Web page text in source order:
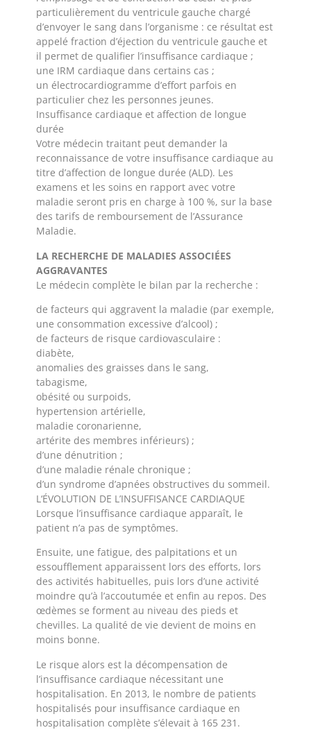
particulièrement du ventricule gauche chargé
d’envoyer le sang dans l’organisme : ce résultat est
appelé fraction d’éjection du ventricule gauche et
il permet de qualifier l’insuffisance cardiaque ;
une IRM cardiaque dans certains cas ;
un électrocardiogramme d’effort parfois en
particulier chez les personnes jeunes.
Insuffisance cardiaque et affection de longue
durée
Votre médecin traitant peut demander la
reconnaissance de votre insuffisance cardiaque au
titre d’affection de longue durée (ALD). Les
examens et les soins en rapport avec votre
maladie seront pris en charge à 100 %, sur la base
des tarifs de remboursement de l’Assurance
Maladie.
LA RECHERCHE DE MALADIES ASSOCIÉES
AGGRAVANTES
Le médecin complète le bilan par la recherche :
de facteurs qui aggravent la maladie (par exemple,
une consommation excessive d’alcool) ;
de facteurs de risque cardiovasculaire :
diabète,
anomalies des graisses dans le sang,
tabagisme,
obésité ou surpoids,
hypertension artérielle,
maladie coronarienne,
artérite des membres inférieurs) ;
d’une dénutrition ;
d’une maladie rénale chronique ;
d’un syndrome d’apnées obstructives du sommeil.
L‘ÉVOLUTION DE L’INSUFFISANCE CARDIAQUE
Lorsque l’insuffisance cardiaque apparaît, le
patient n’a pas de symptômes.
Ensuite, une fatigue, des palpitations et un
essoufflement apparaissent lors des efforts, lors
des activités habituelles, puis lors d’une activité
moindre qu’à l’accoutumée et enfin au repos. Des
œdèmes se forment au niveau des pieds et
chevilles. La qualité de vie devient de moins en
moins bonne.
Le risque alors est la décompensation de
l’insuffisance cardiaque nécessitant une
hospitalisation. En 2013, le nombre de patients
hospitalisés pour insuffisance cardiaque en
hospitalisation complète s’élevait à 165 231.